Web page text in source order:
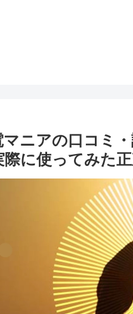
マニアの口コミ
際に使ってみた